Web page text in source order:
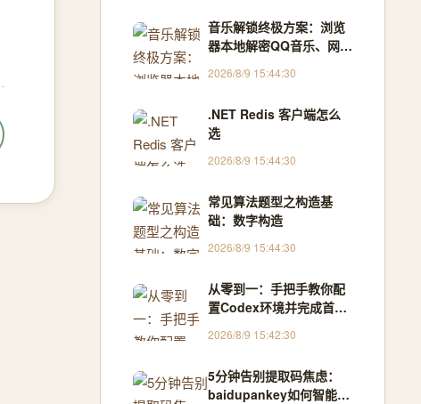
音乐解锁终极方案：浏览
器本地解密QQ音乐、网易
2026/8/9 15:44:30
.NET Redis 客户端怎么
选
2026/8/9 15:44:30
常见算法题型之构造基
础：数字构造
2026/8/9 15:44:30
从零到一：手把手教你配
置Codex环境并完成首次
2026/8/9 15:42:30
5分钟告别提取码焦虑：
baidupankey如何智能破